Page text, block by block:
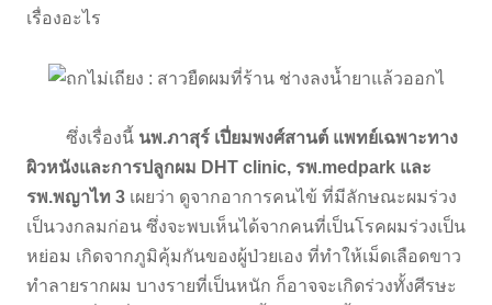
เรื่องอะไร
ซึ่งเรื่องนี้ นพ.ภาสุร์ เปี่ยมพงศ์สานต์ แพทย์เฉพาะทาง
ผิวหนังและการปลูกผม DHT clinic, รพ.medpark และ
รพ.พญาไท 3 เผยว่า ดูจากอาการคนไข้ ที่มีลักษณะผมร่วง
เป็นวงกลมก่อน ซึ่งจะพบเห็นได้จากคนที่เป็นโรคผมร่วงเป็น
หย่อม เกิดจากภูมิคุ้มกันของผู้ป่วยเอง ที่ทำให้เม็ดเลือดขาว
ทำลายรากผม บางรายที่เป็นหนัก ก็อาจจะเกิดร่วงทั้งศีรษะ